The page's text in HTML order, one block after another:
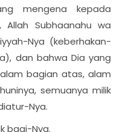
mengena kepada
Allah Subhaanahu wa
Nya (keberhakan-
dan bahwa Dia yang
bagian atas, alam
semuanya milik
Nya.
bagi-Nya.